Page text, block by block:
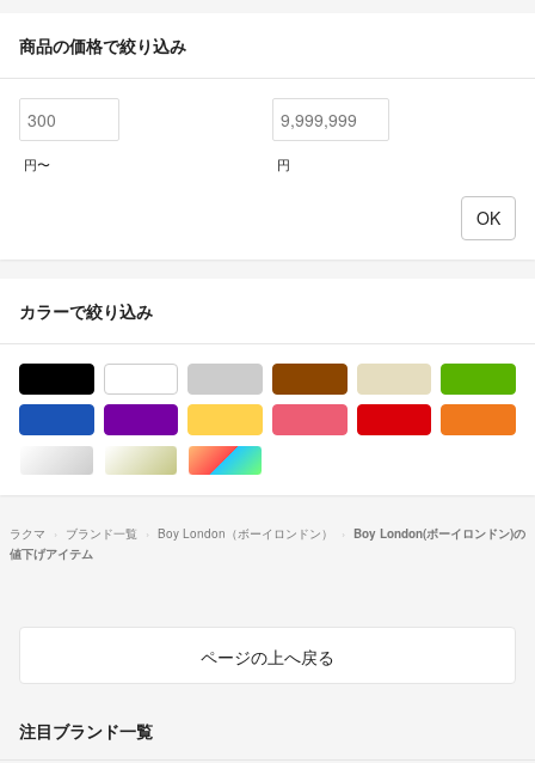
商品の価格で絞り込み
円〜 円
カラーで絞り込み
シルバー/銀色系ゴールド/金色系マルチカラー
ラクマ ブランド一覧 Boy London（ボーイロンドン）
Boy London(ボーイロンドン)の
値下げアイテム
ページの上へ戻る
注目ブランド一覧